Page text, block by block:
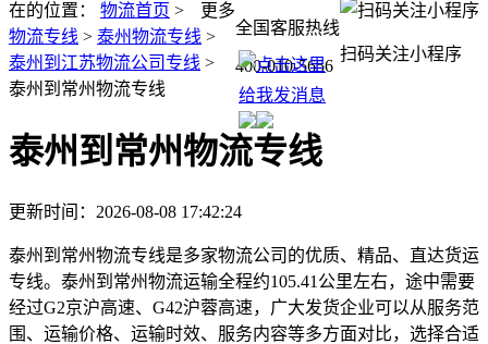
全国客服热线
400-010-5656
扫码关注小程序
更多
在的位置：
物流首页 >
物流专线 > 泰州物流专线 >
泰州到江苏物流公司专线 >
泰州到常州物流专线
泰州到常州物流专线
更新时间：2026-08-08 17:42:24
泰州到常州物流专线是多家物流公司的优质、精品、直达货运
专线。泰州到常州物流运输全程约105.41公里左右，途中需要
经过G2京沪高速、G42沪蓉高速，广大发货企业可以从服务范
围、运输价格、运输时效、服务内容等多方面对比，选择合适